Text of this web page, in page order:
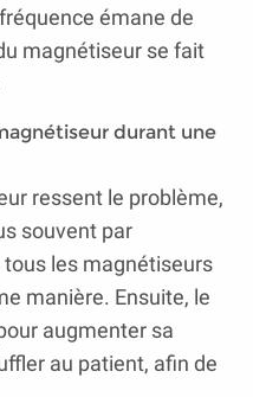
émane de
magnétiseur se fait
durant une
ressent le problème,
souvent par
les magnétiseurs
manière. Ensuite, le
augmenter sa
au patient, afin de